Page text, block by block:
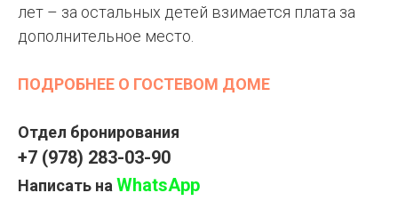
лет – за остальных детей взимается плата за
дополнительное место.
ПОДРОБНЕЕ О ГОСТЕВОМ ДОМЕ
Отдел бронирования
+7 (978) 283-03-90
Написать наWhatsApp